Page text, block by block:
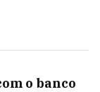
o banco